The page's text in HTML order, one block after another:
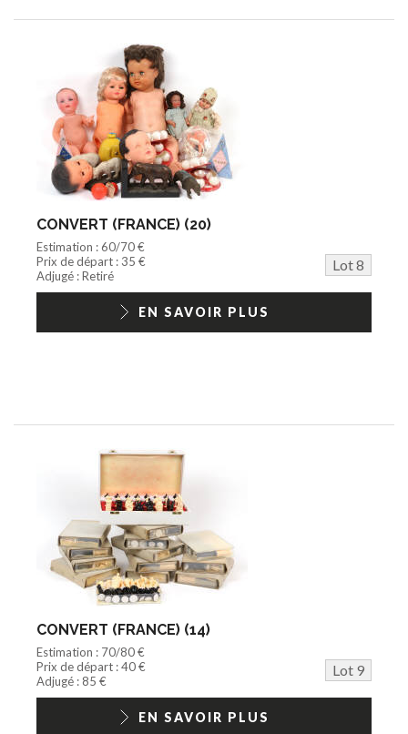
CONVERT (FRANCE) (20)
Estimation : 60/70 €
Prix de départ : 35 €
Lot 8
Adjugé : Retiré
EN SAVOIR PLUS
CONVERT (FRANCE) (14)
Estimation : 70/80 €
Prix de départ : 40 €
Lot 9
Adjugé : 85 €
EN SAVOIR PLUS